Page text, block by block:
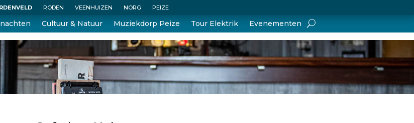
RODEN VEENHUIZEN NORG PEIZE
Cultuur & Natuur Muziekdorp Peize Tour Elektrik Evenementen